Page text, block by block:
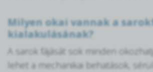
Milyen okai vannak a
kialakulásának?
A sarok fájását sok minden
lehet a mechanikai behatások,